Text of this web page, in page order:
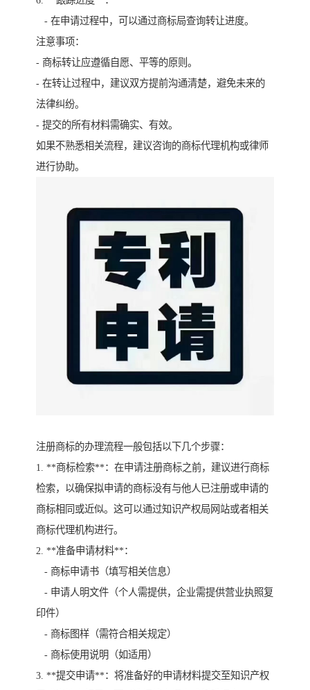
- 在申请过程中，可以通过商标局查询转让进度。
注意事项：
- 商标转让应遵循自愿、平等的原则。
- 在转让过程中，建议双方提前沟通清楚，避免未来的
法律纠纷。
- 提交的所有材料需确实、有效。
如果不熟悉相关流程，建议咨询的商标代理机构或律师
进行协助。
注册商标的办理流程一般包括以下几个步骤：
1. **商标检索**：在申请注册商标之前，建议进行商标
检索，以确保拟申请的商标没有与他人已注册或申请的
商标相同或近似。这可以通过知识产权局网站或者相关
商标代理机构进行。
2. **准备申请材料**：
- 商标申请书（填写相关信息）
- 申请人明文件（个人需提供，企业需提供营业执照复
印件）
- 商标图样（需符合相关规定）
- 商标使用说明（如适用）
3. **提交申请**：将准备好的申请材料提交至知识产权